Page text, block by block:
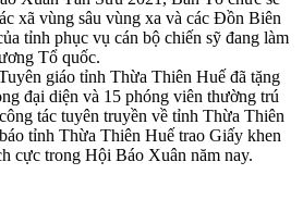
xã vùng sâu vùng xa và các Đồn Biên
tỉnh phục vụ cán bộ chiến sỹ đang làm
Tổ quốc.
giáo tỉnh Thừa Thiên Huế đã tặng
đại diện và 15 phóng viên thường trú
tác tuyên truyền về tỉnh Thừa Thiên
tỉnh Thừa Thiên Huế trao Giấy khen
cực trong Hội Báo Xuân năm nay.